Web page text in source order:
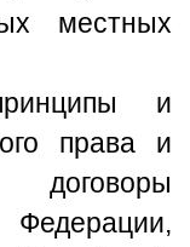
местных
и
права и